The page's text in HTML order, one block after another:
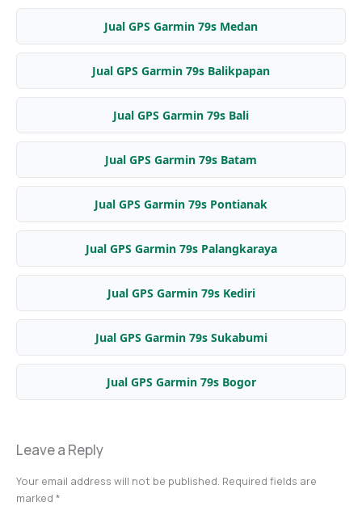
Jual GPS Garmin 79s Medan
Jual GPS Garmin 79s Balikpapan
Jual GPS Garmin 79s Bali
Jual GPS Garmin 79s Batam
Jual GPS Garmin 79s Pontianak
Jual GPS Garmin 79s Palangkaraya
Jual GPS Garmin 79s Kediri
Jual GPS Garmin 79s Sukabumi
Jual GPS Garmin 79s Bogor
Leave a Reply
Your email address will not be published. Required fields are
marked *